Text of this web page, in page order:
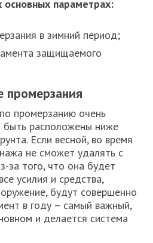
основных параметрах:
в зимний период;
защищаемого
промерзания
промерзанию очень
расположены ниже
Если весной, во время
не сможет удалять с
за того, что она будет
усилия и средства,
будут совершенно
в году – самый важный,
и делается система